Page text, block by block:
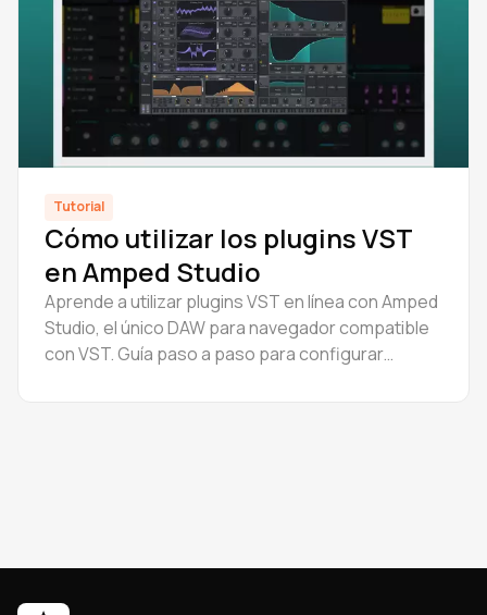
Tutorial
Cómo utilizar los plugins VST
en Amped Studio
Aprende a utilizar plugins VST en línea con Amped
Studio, el único DAW para navegador compatible
con VST. Guía paso a paso para configurar